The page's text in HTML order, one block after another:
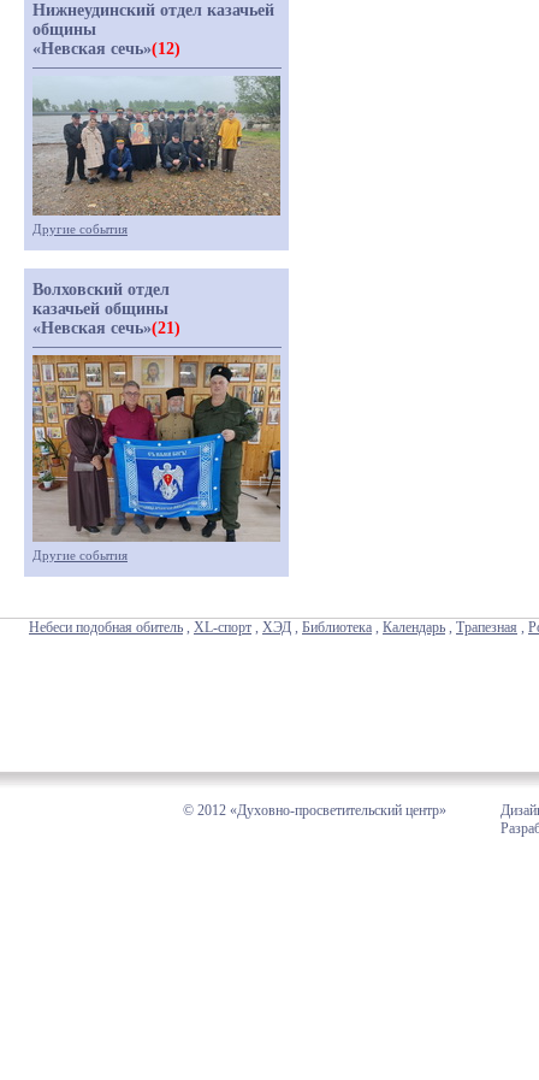
Нижнеудинский отдел казачьей
общины
«Невская сечь»(12)
Другие события
Волховский отдел
казачьей общины
«Невская сечь»(21)
Другие события
Небеси подобная обитель , XL-спорт , ХЭД , Библиотека , Календарь , Трапезная ,
© 2012 «Духовно-просветительский центр»